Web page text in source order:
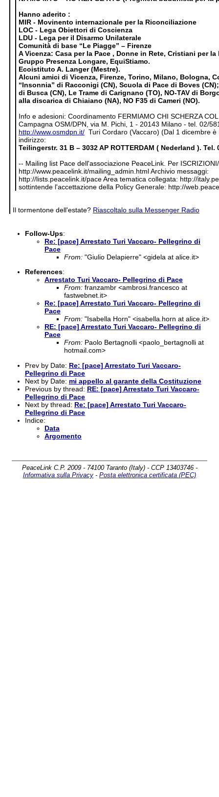
Hanno aderito :
MIR - Movinento internazionale per la Riconciliazione
LOC - Lega Obiettori di Coscienza
LDU - Lega per il Disarmo Unilaterale
Comunità di base “Le Piagge” – Firenze
A Vicenza: Casa per la Pace , Donne in Rete, Cristiani per
Gruppo Presenza Longare, EquiStiamo.
Ecoistituto A. Langer (Mestre).
Alcuni amici di Vicenza, Firenze, Torino, Milano, Bologna,
“Insonnia” di Racconigi (CN), Scuola di Pace di Boves
di Busca (CN), Le Trame di Carignano (TO), NO-TAV di
alla discarica di Chiaiano (NA), NO F35 di Cameri (NO).
Info e adesioni: Coordinamento FERMIAMO CHI SCHERZA
Campagna OSM/DPN, via M. Pichi, 1 - 20143 Milano - tel. 02/
http://www.osmdpn.it/ Turi Cordaro (Vaccaro) (Dal 1 dicembre
indirizzo:
Teilingerstr. 31 B – 3032 AP ROTTERDAM ( Nederland ). Tel.
-- Mailing list Pace dell'associazione PeaceLink. Per
http://www.peacelink.it/mailing_admin.html Archivio messaggi:
http://lists.peacelink.it/pace Area tematica collegata: http://
sottintende l'accettazione della Policy Generale: http://
Il tormentone dell'estate? Riascoltalo sulla Messenger Radio
Follow-Ups:
Re: [pace] Arrestato Turi Vaccaro- Pellegrino di
Pace
From:"Giulio Delapierre" <gidela at alice.it>
References:
Arrestato Turi Vaccaro- Pellegrino di Pace
From:franzambr <ambrosi.francesco at
fastwebnet.it>
Re: [pace] Arrestato Turi Vaccaro- Pellegrino di
Pace
From:"Isabella Horn" <isabella.horn at alice.it>
RE: [pace] Arrestato Turi Vaccaro- Pellegrino di
Pace
From:Paolo Bertagnolli <paolo_bertagnolli at
hotmail.com>
Prev by Date: Re: [pace] Arrestato Turi Vaccaro-
Pellegrino di Pace
Next by Date: mi appello al garante della Costituzione
Previous by thread: RE: [pace] Arrestato Turi Vaccaro-
Pellegrino di Pace
Next by thread: Re: [pace] Arrestato Turi Vaccaro-
Pellegrino di Pace
Indice:
Data
Argomento
PeaceLink C.P. 2009 - 74100 Taranto (Italy) - CCP 13403746 -
Informativa sulla Privacy - Posta elettronica certificata (PEC)